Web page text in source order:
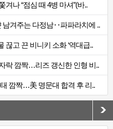
나 “점심 때 4병 마셔”(바..
남겨주는 다정남‥파파라치에 ..
끊고 끈 비니키 소화 ‘역대급..
락 깜짝…리즈 갱신한 인형 비..
깜짝…美 명문대 합격 후 리..